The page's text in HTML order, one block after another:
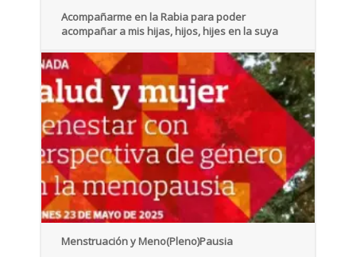
Acompañarme en la Rabia para poder
acompañar a mis hijas, hijos, hijes en la suya
Menstruación y Meno(Pleno)Pausia